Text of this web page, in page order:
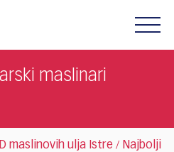
maslinari
maslinovih ulja Istre / Najbolji